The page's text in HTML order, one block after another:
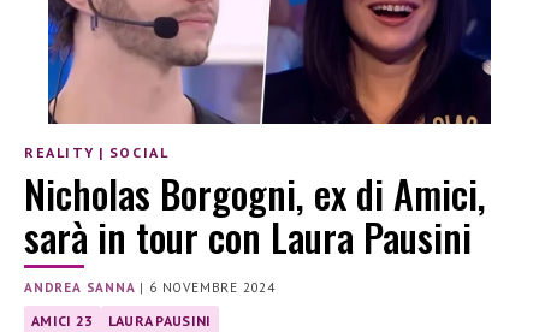
REALITY | SOCIAL
Nicholas Borgogni, ex di Amici,
sarà in tour con Laura Pausini
ANDREA SANNA | 6 NOVEMBRE 2024
AMICI 23 LAURA PAUSINI